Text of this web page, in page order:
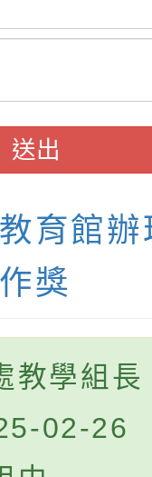
送出
育館
獎
教學組長
02-26